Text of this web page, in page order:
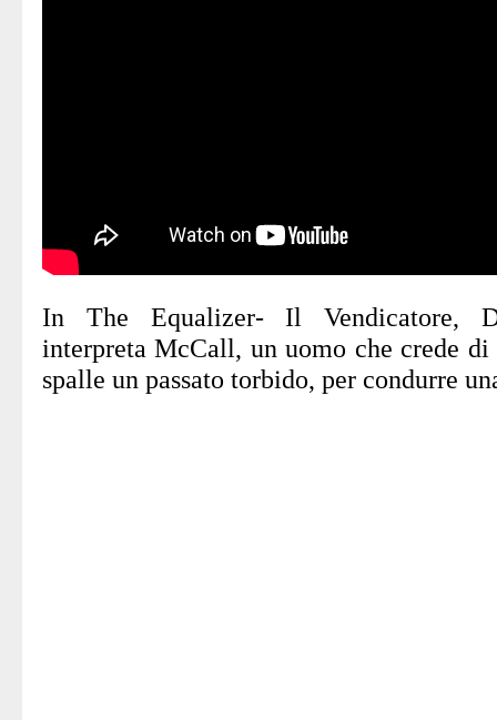
In The Equalizer- Il Vendicatore,
interpreta McCall, un uomo che crede di
spalle un passato torbido, per condurre